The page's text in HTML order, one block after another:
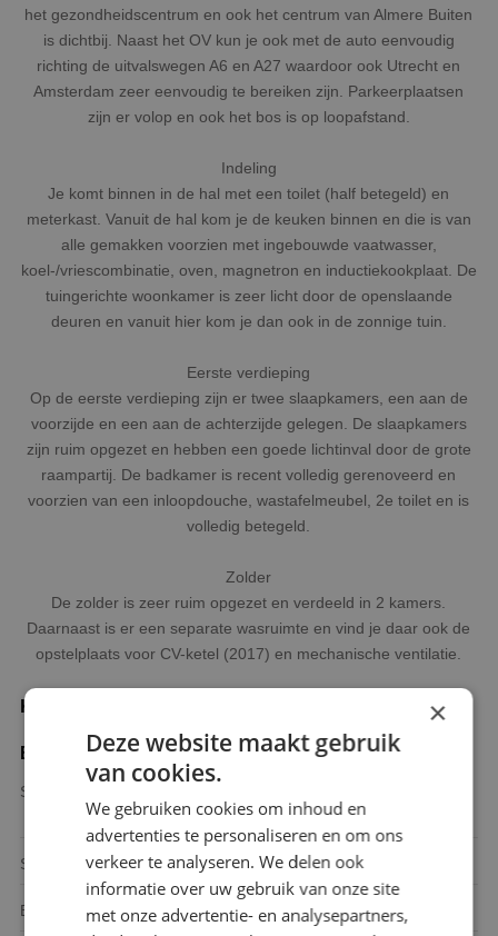
het gezondheidscentrum en ook het centrum van Almere Buiten
is dichtbij. Naast het OV kun je ook met de auto eenvoudig
richting de uitvalswegen A6 en A27 waardoor ook Utrecht en
Amsterdam zeer eenvoudig te bereiken zijn. Parkeerplaatsen
zijn er volop en ook het bos is op loopafstand.
Indeling
Je komt binnen in de hal met een toilet (half betegeld) en
meterkast. Vanuit de hal kom je de keuken binnen en die is van
alle gemakken voorzien met ingebouwde vaatwasser,
koel-/vriescombinatie, oven, magnetron en inductiekookplaat. De
tuingerichte woonkamer is zeer licht door de openslaande
deuren en vanuit hier kom je dan ook in de zonnige tuin.
Eerste verdieping
Op de eerste verdieping zijn er twee slaapkamers, een aan de
voorzijde en een aan de achterzijde gelegen. De slaapkamers
zijn ruim opgezet en hebben een goede lichtinval door de grote
raampartij. De badkamer is recent volledig gerenoveerd en
voorzien van een inloopdouche, wastafelmeubel, 2e toilet en is
volledig betegeld.
Zolder
De zolder is zeer ruim opgezet en verdeeld in 2 kamers.
Daarnaast is er een separate wasruimte en vind je daar ook de
opstelplaats voor CV-ketel (2017) en mechanische ventilatie.
Kenmerken
Bouw
Soort woonhuis
Eengezinswoning
Soort bouw Bestaande bouw
Bouwjaar 1998
×
Deze website maakt gebruik
van cookies.
We gebruiken cookies om inhoud en
advertenties te personaliseren en om ons
verkeer te analyseren. We delen ook
informatie over uw gebruik van onze site
met onze advertentie- en analysepartners,